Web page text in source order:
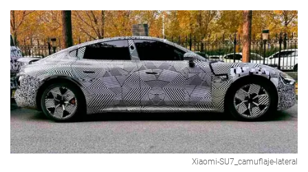
Xiaomi-SU7_camuflaje-lateral